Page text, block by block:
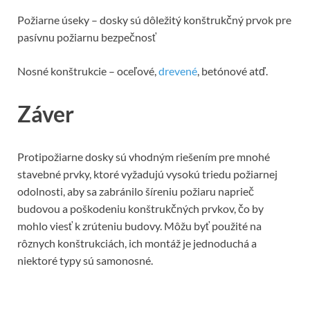
Požiarne úseky – dosky sú dôležitý konštrukčný prvok pre
pasívnu požiarnu bezpečnosť
Nosné konštrukcie – oceľové,drevené, betónové atď.
Záver
Protipožiarne dosky sú vhodným riešením pre mnohé
stavebné prvky, ktoré vyžadujú vysokú triedu požiarnej
odolnosti, aby sa zabránilo šíreniu požiaru naprieč
budovou a poškodeniu konštrukčných prvkov, čo by
mohlo viesť k zrúteniu budovy. Môžu byť použité na
rôznych konštrukciách, ich montáž je jednoduchá a
niektoré typy sú samonosné.